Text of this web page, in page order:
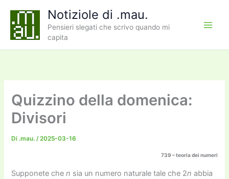
contenuto
Notiziole di .mau.
Pensieri slegati che scrivo quando mi
capita
Quizzino della domenica:
Divisori
Di .mau./2025-03-16
739 – teoria dei numeri
Supponete chen sia un numero naturale tale che 2n abbia